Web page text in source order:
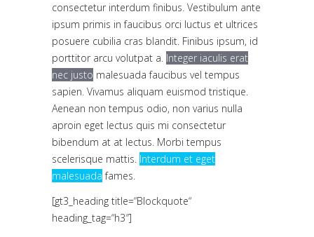
consectetur interdum finibus. Vestibulum ante
ipsum primis in faucibus orci luctus et ultrices
posuere cubilia cras blandit. Finibus ipsum, id
porttitor arcu volutpat a. Integer iaculis erat
nec justo malesuada faucibus vel tempus
sapien. Vivamus aliquam euismod tristique.
Aenean non tempus odio, non varius nulla
aproin eget lectus quis mi consectetur
bibendum at at lectus. Morbi tempus
scelerisque mattis. Interdum et eget
malesuada fames.
[gt3_heading title=“Blockquote“
heading_tag=“h3″]